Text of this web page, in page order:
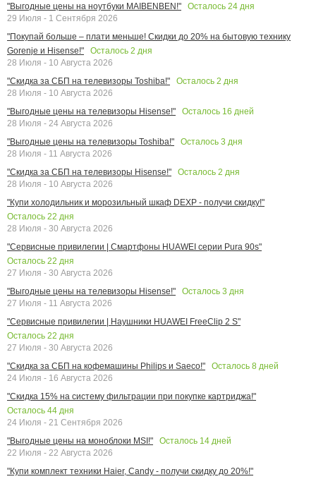
"Выгодные цены на ноутбуки MAIBENBEN!"
Осталось 24 дня
29 Июля - 1 Сентября 2026
"Покупай больше – плати меньше! Скидки до 20% на бытовую технику
Gorenje и Hisense!"
Осталось 2 дня
28 Июля - 10 Августа 2026
"Скидка за СБП на телевизоры Toshiba!"
Осталось 2 дня
28 Июля - 10 Августа 2026
"Выгодные цены на телевизоры Hisense!"
Осталось 16 дней
28 Июля - 24 Августа 2026
"Выгодные цены на телевизоры Toshiba!"
Осталось 3 дня
28 Июля - 11 Августа 2026
"Скидка за СБП на телевизоры Hisense!"
Осталось 2 дня
28 Июля - 10 Августа 2026
"Купи холодильник и морозильный шкаф DEXP - получи скидку!"
Осталось 22 дня
28 Июля - 30 Августа 2026
"Сервисные привилегии | Смартфоны HUAWEI серии Pura 90s"
Осталось 22 дня
27 Июля - 30 Августа 2026
"Выгодные цены на телевизоры Hisense!"
Осталось 3 дня
27 Июля - 11 Августа 2026
"Сервисные привилегии | Наушники HUAWEI FreeClip 2 S"
Осталось 22 дня
27 Июля - 30 Августа 2026
"Скидка за СБП на кофемашины Philips и Saeco!"
Осталось 8 дней
24 Июля - 16 Августа 2026
"Скидка 15% на систему фильтрации при покупке картриджа!"
Осталось 44 дня
24 Июля - 21 Сентября 2026
"Выгодные цены на моноблоки MSI!"
Осталось 14 дней
22 Июля - 22 Августа 2026
"Купи комплект техники Haier, Candy - получи скидку до 20%!"